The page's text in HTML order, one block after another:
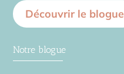
Découvrir le blogue
Notre blogue